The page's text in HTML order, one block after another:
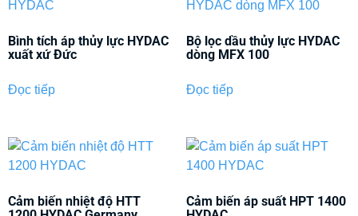
Bình tích áp thủy lực HYDAC
xuất xứ Đức
Đọc tiếp
Bộ lọc dầu thủy lực HYDAC
dòng MFX 100
Đọc tiếp
Cảm biến nhiệt độ HTT
Cảm biến áp suất HPT 1400